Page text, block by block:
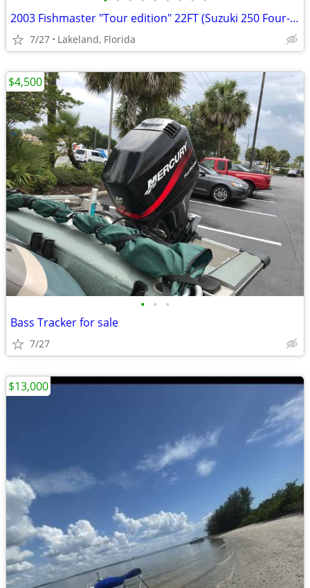
2003 Fishmaster "Tour edition" 22FT (Suzuki 250 Four-Stroke)
7/27 Lakeland, Florida
• • •
Bass Tracker for sale
7/27
$4,500
$13,000